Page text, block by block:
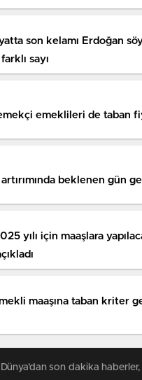
son kelamı Erdoğan
sayı
emeklileri de taban
beklenen gün
yılı için maaşlara
maaşına taban kriter
son dakika haberler,